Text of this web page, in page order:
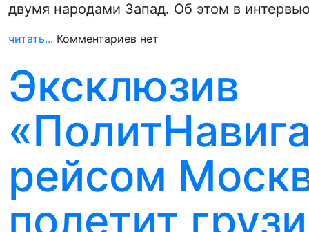
двумя народами Запад. Об этом в
читать... Комментариев нет
Эксклюзив
рейсом
полетит